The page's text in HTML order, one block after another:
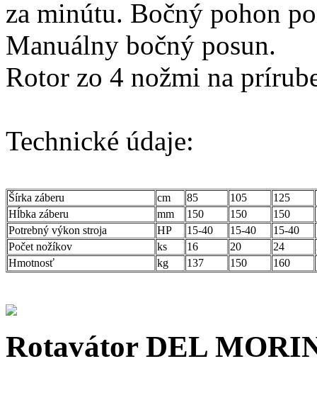
za minútu. Bočný pohon
Manuálny bočný posun.
Rotor zo 4 nožmi na
Technické údaje:
Šírka záberu cm 85 105 125
Hĺbka záberu
mm 150 150 150
Potrebný výkon stroja
HP 15-40 15-40 15-40
Počet nožíkov
ks 16 20 24
Hmotnosť
kg 137 150 160
Rotavátor DEL